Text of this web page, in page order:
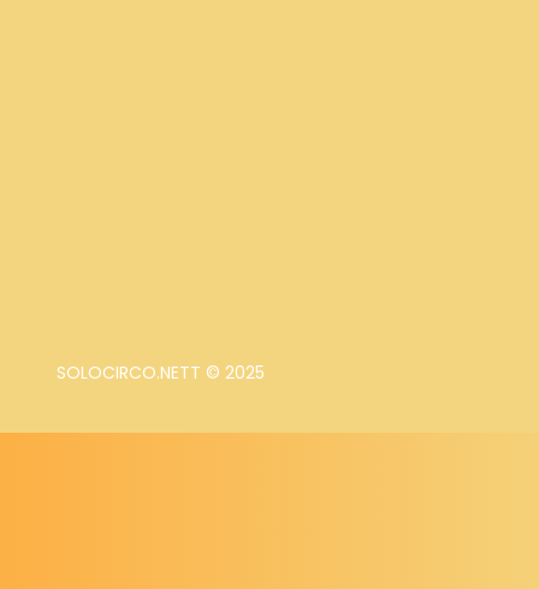
SOLOCIRCO.NETT © 2025